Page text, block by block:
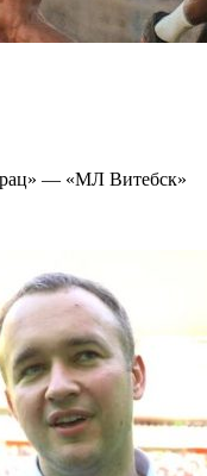
— «МЛ Витебск»